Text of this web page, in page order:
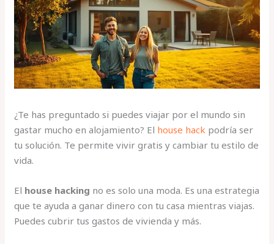
¿Te has preguntado si puedes viajar por el mundo sin
gastar mucho en alojamiento? El house hack podría ser
tu solución. Te permite vivir gratis y cambiar tu estilo de
vida.
El house hacking no es solo una moda. Es una estrategia
que te ayuda a ganar dinero con tu casa mientras viajas.
Puedes cubrir tus gastos de vivienda y más.